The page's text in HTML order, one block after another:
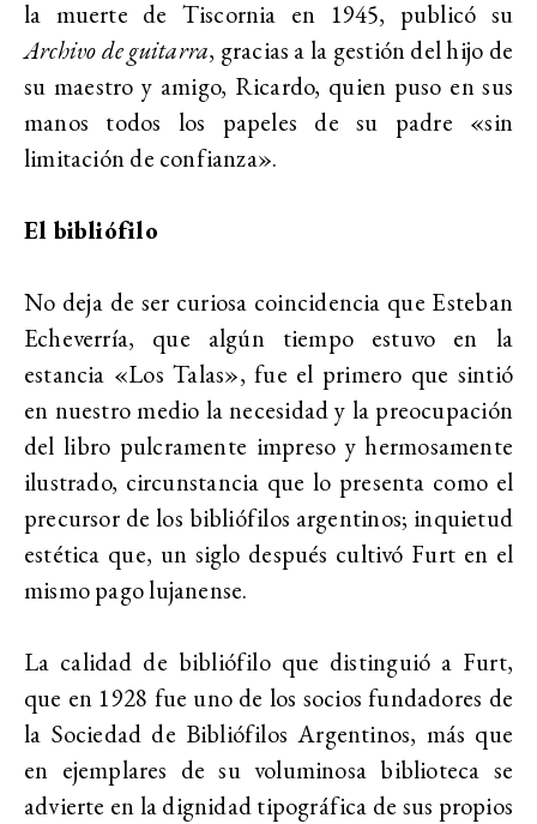
la muerte de Tiscornia en 1945, publicó su
Archivo de guitarra, gracias a la gestión del hijo de
su maestro y amigo, Ricardo, quien puso en sus
manos todos los papeles de su padre «sin
limitación de confianza».
El bibliófilo
No deja de ser curiosa coincidencia que Esteban
Echeverría, que algún tiempo estuvo en la
estancia «Los Talas», fue el primero que sintió
en nuestro medio la necesidad y la preocupación
del libro pulcramente impreso y hermosamente
ilustrado, circunstancia que lo presenta como el
precursor de los bibliófilos argentinos; inquietud
estética que, un siglo después cultivó Furt en el
mismo pago lujanense.
La calidad de bibliófilo que distinguió a Furt,
que en 1928 fue uno de los socios fundadores de
la Sociedad de Bibliófilos Argentinos, más que
en ejemplares de su voluminosa biblioteca se
advierte en la dignidad tipográfica de sus propios